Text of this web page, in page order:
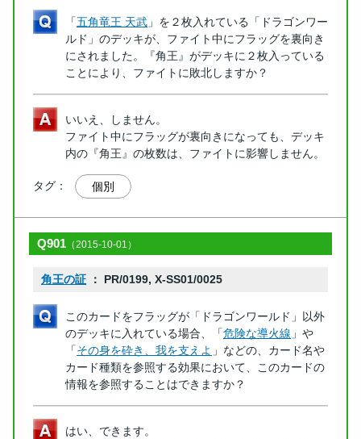
「五角竜王 天武 」を２枚入れている「ドラゴンワー
ルド」のデッキが、ファイト中にフラッグを裏向き
にされました。『角王』がデッキに２枚入っている
ことにより、ファイトに敗北しますか？
いいえ、しません。
ファイト中にフラッグが裏向きになっても、デッキ
内の『角王』の枚数は、ファイトに影響しません。
タグ： 個別
Q901 （2015-10-01）
角王の証 ： PR/0199, X-SS01/0025
このカードをフラッグが「ドラゴンワールド」以外
のデッキに入れている場合、「危険な導火線 」や
「その身を砕き、我を支えよ 」などの、カード名や
カード種類を参照する効果において、このカードの
情報を参照することはできますか？
はい、できます。